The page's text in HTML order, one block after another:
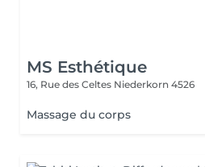
MS Esthétique
16, Rue des Celtes Niederkorn 4526
Massage du corps